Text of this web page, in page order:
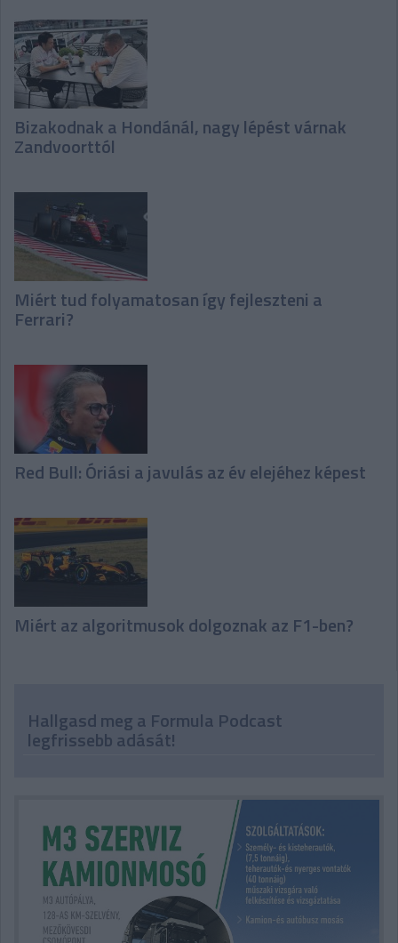
Bizakodnak a Hondánál, nagy lépést várnak
Zandvoorttól
Miért tud folyamatosan így fejleszteni a
Ferrari?
Red Bull: Óriási a javulás az év elejéhez képest
Miért az algoritmusok dolgoznak az F1-ben?
Hallgasd meg a Formula Podcast
legfrissebb adását!